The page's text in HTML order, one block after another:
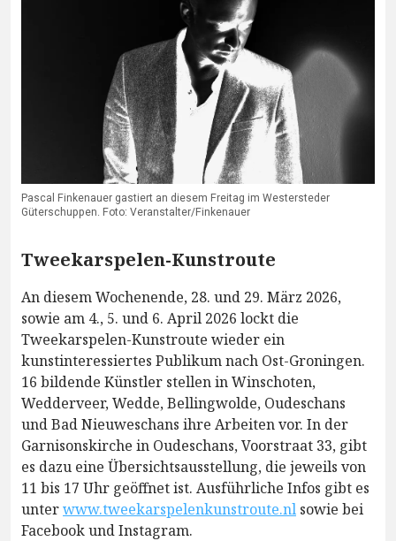
Pascal Finkenauer gastiert an diesem Freitag im Westersteder
Güterschuppen. Foto: Veranstalter/Finkenauer
Tweekarspelen-Kunstroute
An diesem Wochenende, 28. und 29. März 2026,
sowie am 4., 5. und 6. April 2026 lockt die
Tweekarspelen-Kunstroute wieder ein
kunstinteressiertes Publikum nach Ost-Groningen.
16 bildende Künstler stellen in Winschoten,
Wedderveer, Wedde, Bellingwolde, Oudeschans
und Bad Nieuweschans ihre Arbeiten vor. In der
Garnisonskirche in Oudeschans, Voorstraat 33, gibt
es dazu eine Übersichtsausstellung, die jeweils von
11 bis 17 Uhr geöffnet ist. Ausführliche Infos gibt es
unterwww.tweekarspelenkunstroute.nl sowie bei
Facebook und Instagram.